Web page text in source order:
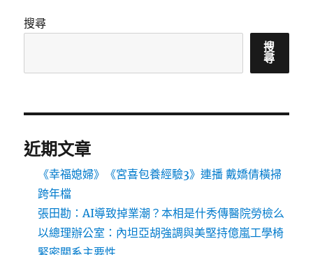
搜尋
搜
尋
近期文章
《幸福媳婦》《宮喜包養經驗3》連播 戴嬌倩橫掃
跨年檔
張田勘：AI導致掉業潮？本相是什秀傳醫院勞檢么
以總理辦公室：內坦亞胡強調與美堅持億嵐工學椅
緊密關系主要性